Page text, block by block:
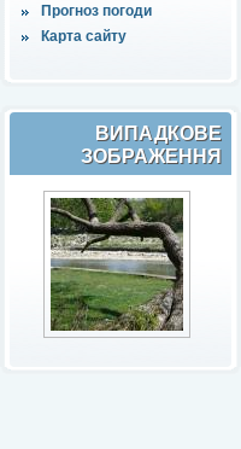
Прогноз погоди
Карта сайту
ВИПАДКОВЕ
ЗОБРАЖЕННЯ